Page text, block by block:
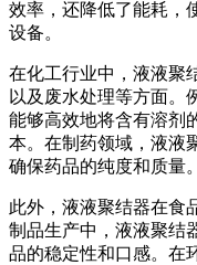
效率，还降低了能耗，
设备。
在化工行业中，液液聚
以及废水处理等方面。
能够高效地将含有溶剂
本。在制药领域，液液
确保药品的纯度和质量。
此外，液液聚结器在食
制品生产中，液液聚结
品的稳定性和口感。在